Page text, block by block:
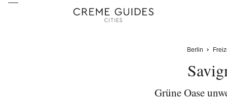
Berlin
Grüne Oase